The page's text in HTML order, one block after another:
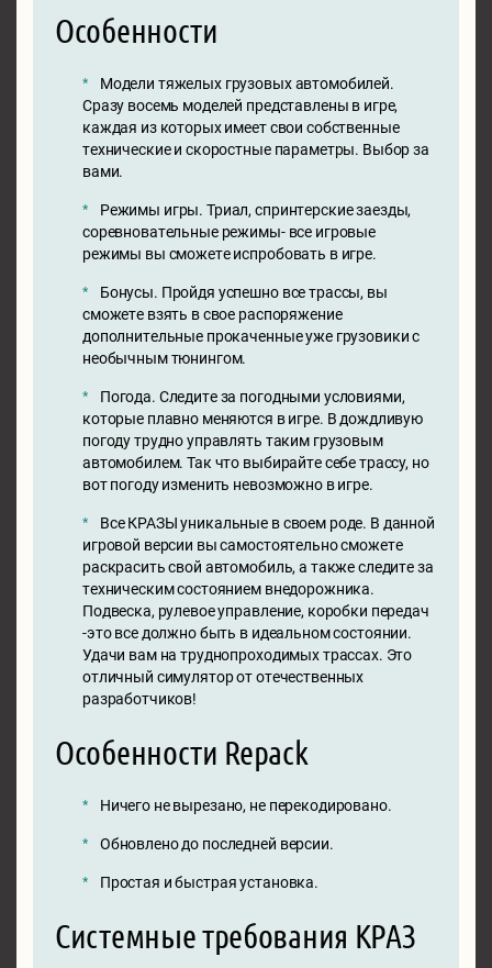
Особенности
Модели тяжелых грузовых автомобилей.
Сразу восемь моделей представлены в игре,
каждая из которых имеет свои собственные
технические и скоростные параметры. Выбор за
вами.
Режимы игры. Триал, спринтерские заезды,
соревновательные режимы- все игровые
режимы вы сможете испробовать в игре.
Бонусы. Пройдя успешно все трассы, вы
сможете взять в свое распоряжение
дополнительные прокаченные уже грузовики с
необычным тюнингом.
Погода. Следите за погодными условиями,
которые плавно меняются в игре. В дождливую
погоду трудно управлять таким грузовым
автомобилем. Так что выбирайте себе трассу, но
вот погоду изменить невозможно в игре.
Все КРАЗЫ уникальные в своем роде. В данной
игровой версии вы самостоятельно сможете
раскрасить свой автомобиль, а также следите за
техническим состоянием внедорожника.
Подвеска, рулевое управление, коробки передач
-это все должно быть в идеальном состоянии.
Удачи вам на труднопроходимых трассах. Это
отличный симулятор от отечественных
разработчиков!
Особенности Repack
Ничего не вырезано, не перекодировано.
Обновлено до последней версии.
Простая и быстрая установка.
Системные требования КРАЗ